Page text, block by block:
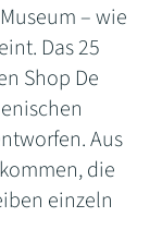
– wie
Das 25
Shop De
Aus
die
einzeln